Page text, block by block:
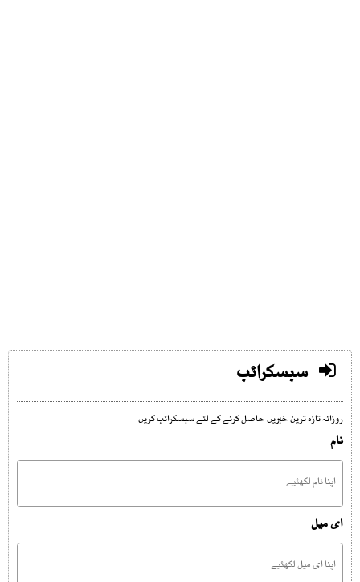
سبسکرائب
روزانہ تازہ ترین خبریں حاصل کرنے کے لئے سبسکرائب کریں
نام
ای میل